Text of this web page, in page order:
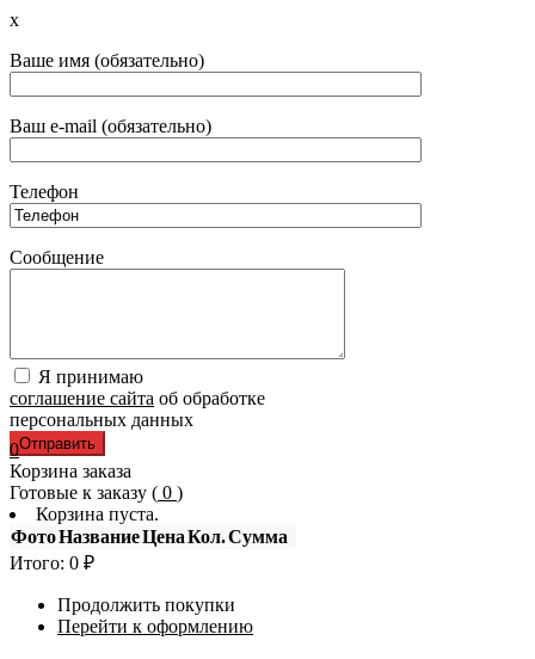
x
Ваше имя (обязательно)
Ваш e-mail (обязательно)
Телефон
Сообщение
Я принимаю
соглашение сайта об обработке
персональных данных
0
Корзина заказа
Готовые к заказу ( 0 )
Корзина пуста.
ФотоНазваниеЦенаКол.Сумма
Итого: 0 ₽
Продолжить покупки
Перейти к оформлению